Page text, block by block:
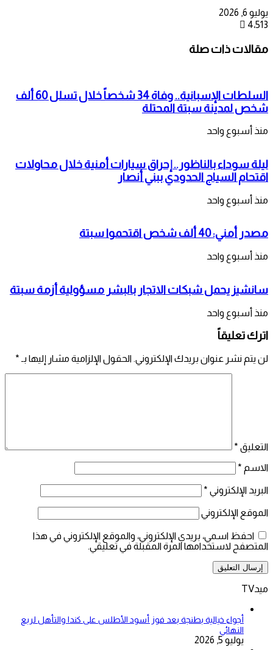
يوليو 6, 2026
4٬513
مقالات ذات صلة
السلطات الإسبانية.. وفاة 34 شخصاً خلال تسلل 60 ألف
شخص لمدينة سبتة المحتلة
منذ أسبوع واحد
ليلة سوداء بالناظور.. إحراق سيارات أمنية خلال محاولات
اقتحام السياج الحدودي ببني أنصار
منذ أسبوع واحد
مصدر أمني: 40 ألف شخص اقتحموا سبتة
منذ أسبوع واحد
سانشيز يحمل شبكات الاتجار بالبشر مسؤولية أزمة سبتة
منذ أسبوع واحد
اترك تعليقاً
لن يتم نشر عنوان بريدك الإلكتروني. الحقول الإلزامية مشار إليها بـ *
التعليق *
الاسم *
البريد الإلكتروني *
الموقع الإلكتروني
احفظ اسمي، بريدي الإلكتروني، والموقع الإلكتروني في هذا
المتصفح لاستخدامها المرة المقبلة في تعليقي.
ميدTV
أجواء خيالية بطنجة بعد فوز أسود الأطلس على كندا والتأهل لربع
النهائي
يوليو 5, 2026